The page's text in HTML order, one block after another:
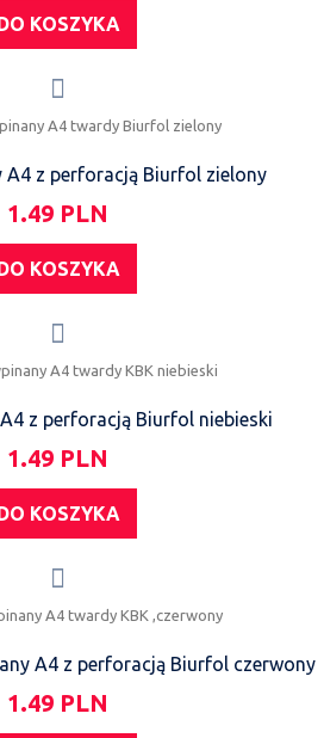
KOSZYKA
z perforacją Biurfol zielony
1.49 PLN
KOSZYKA
z perforacją Biurfol niebieski
1.49 PLN
KOSZYKA
A4 z perforacją Biurfol czerwony
1.49 PLN